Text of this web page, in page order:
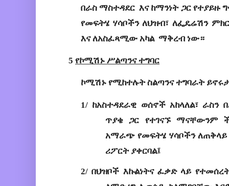
በራስ ማስተዳደር እና ከማንነት ጋር የተያይዙ
የመፍትሄ ሃሳቦችን ለህዝብ፣ ለፌዴሬሽን
እና ለአስፈጻሚው አካል ማቅረብ ነው።
5 የኮሚሽኑ ሥልጣንና ተግባር
ኮሚሽኑ የሚከተሉት ስልጣንና ተግባራት
1/ ከአስተዳደራዊ ወሰኖች አከላለል፣ ራስን
ጥያቄ ጋር የተገናኙ ማናቸውንም
አማራጭ የመፍትሄ ሃሳቦችን ለጠቅላይ
ሪፖርት ያቀርባል፤
2/ በህዝቦች እኩልነትና ፈቃድ ላይ